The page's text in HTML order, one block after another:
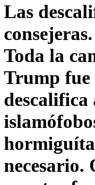
Las
Toda la
Trump fue
descalifica
necesario.